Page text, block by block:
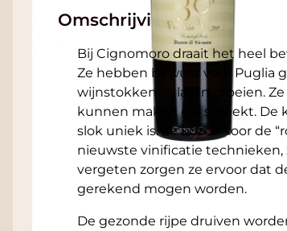
Omschrijving
Bij Cignomoro draait het heel
Ze hebben bewust voor Puglia
wijnstokken te laten groeien.
kunnen maken die spreekt. De
slok uniek is. Ze kozen voor de
nieuwste vinificatie technieken,
vergeten zorgen ze ervoor dat
gerekend mogen worden.
De gezonde rijpe druiven